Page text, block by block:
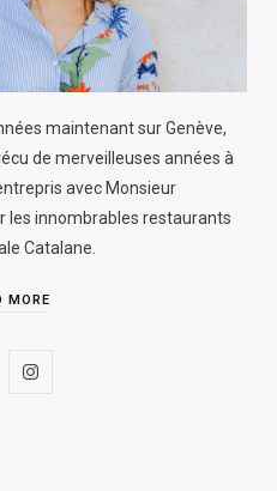
maintenant sur Genève,
de merveilleuses années à
avec Monsieur
les innombrables restaurants
Catalane.
MORE
I